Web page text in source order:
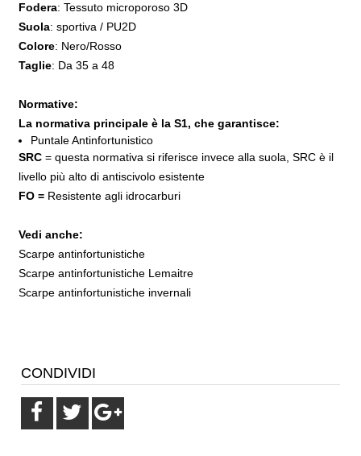
Fodera: Tessuto microporoso 3D
Suola: sportiva / PU2D
Colore: Nero/Rosso
Taglie: Da 35 a 48
Normative:
La normativa principale è la S1, che garantisce:
Puntale Antinfortunistico
SRC = questa normativa si riferisce invece alla suola, SRC è il
livello più alto di antiscivolo esistente
FO = Resistente agli idrocarburi
Vedi anche:
Scarpe antinfortunistiche
Scarpe antinfortunistiche Lemaitre
Scarpe antinfortunistiche invernali
CONDIVIDI